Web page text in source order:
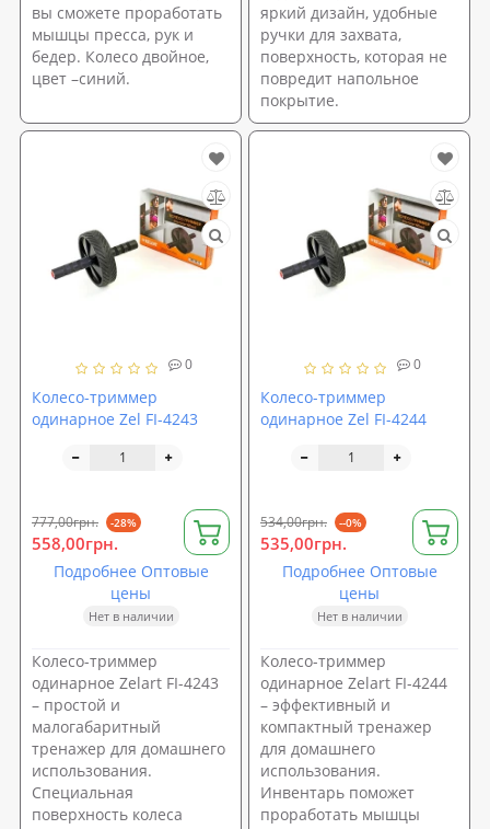
вы сможете проработать
мышцы пресса, рук и
бедер. Колесо двойное,
цвет –синий.
яркий дизайн, удобные
ручки для захвата,
поверхность, которая не
повредит напольное
покрытие.
0
Колесо-триммер
одинарное Zel FI-4243
777,00грн. -28%
558,00грн.
Подробнее Оптовые
цены
Нет в наличии
Колесо-триммер
одинарное Zelart FI-4243
– простой и
малогабаритный
тренажер для домашнего
использования.
Специальная
поверхность колеса
0
Колесо-триммер
одинарное Zel FI-4244
534,00грн. --0%
535,00грн.
Подробнее Оптовые
цены
Нет в наличии
Колесо-триммер
одинарное Zelart FI-4244
– эффективный и
компактный тренажер
для домашнего
использования.
Инвентарь поможет
проработать мышцы